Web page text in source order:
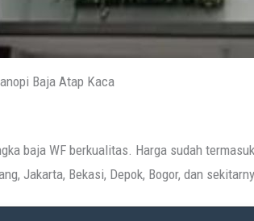
Baja Atap Kaca
baja WF berkualitas. Harga sudah
Jakarta, Bekasi, Depok, Bogor, dan